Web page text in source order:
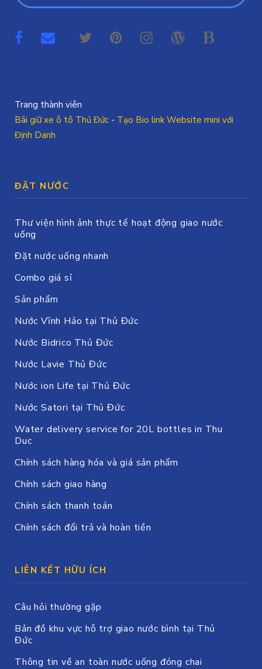
Trang thành viên
Bãi giữ xe ô tô Thủ Đức - Tạo Bio link Website mini với
Định Danh
ĐẶT NƯỚC
Thư viện hình ảnh thực tế hoạt động giao nước
uống
Đặt nước uống nhanh
Combo giá sỉ
Sản phẩm
Nước Vĩnh Hảo tại Thủ Đức
Nước Bidrico Thủ Đức
Nước Lavie Thủ Đức
Nước ion Life tại Thủ Đức
Nước Satori tại Thủ Đức
Water delivery service for 20L bottles in Thu
Duc
Chính sách hàng hóa và giá sản phẩm
Chính sách giao hàng
Chính sách thanh toán
Chính sách đổi trả và hoàn tiền
LIÊN KẾT HỮU ÍCH
Câu hỏi thường gặp
Bản đồ khu vực hỗ trợ giao nước bình tại Thủ
Đức
Thông tin về an toàn nước uống đóng chai